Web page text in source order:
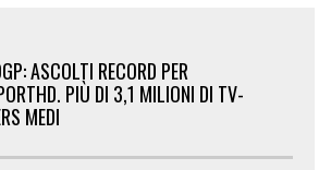
ASCOLTI RECORD PER
PIÙ DI 3,1 MILIONI DI TV-
MEDI